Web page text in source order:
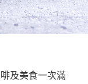
及美食一次滿